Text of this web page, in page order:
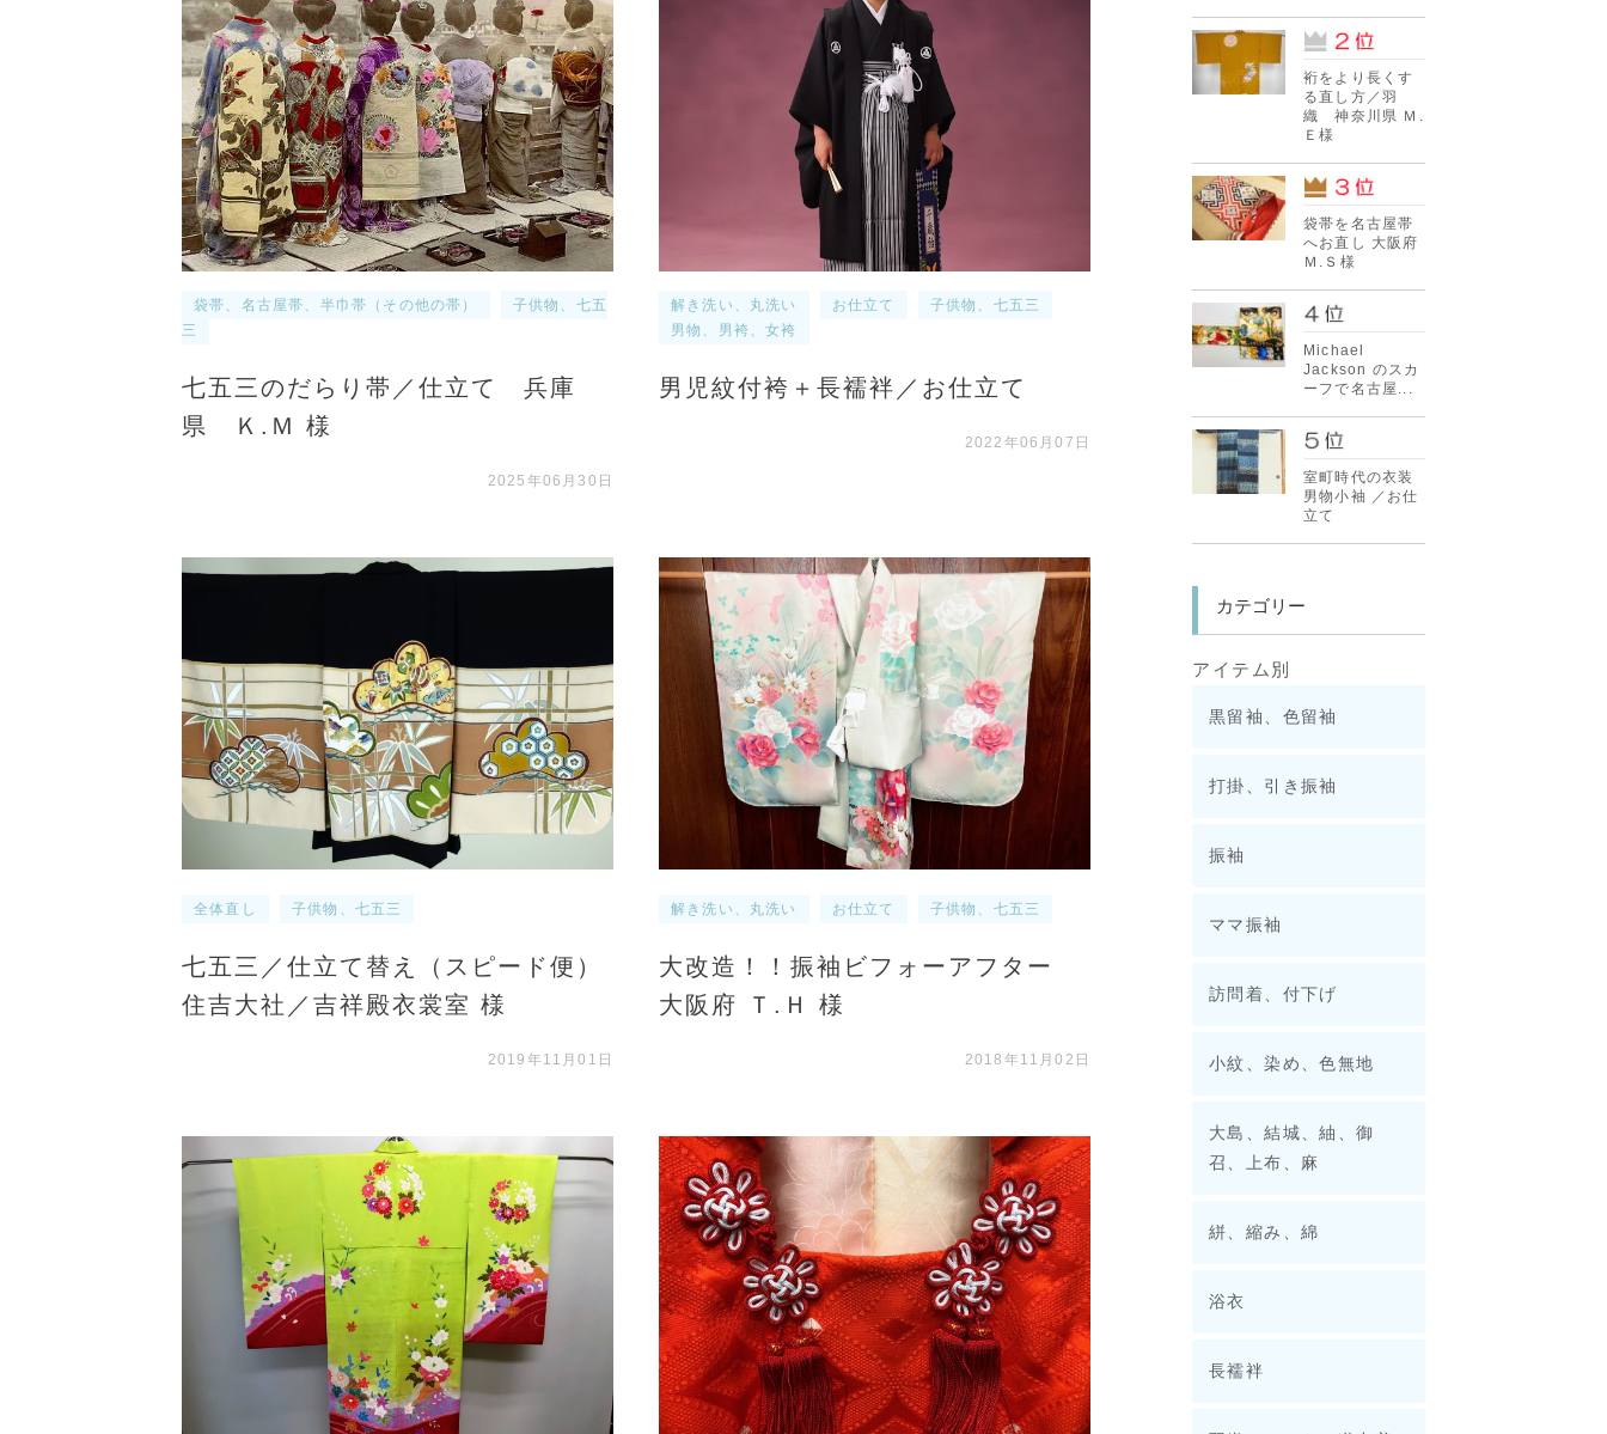
袋帯、名古屋帯、半巾帯（その他の帯）
子供物、七五
三
七五三のだらり帯／仕立て 兵庫
県 Ｋ.Ｍ 様
2025年06月30日
解き洗い、丸洗い お仕立て
子供物、七五三
男物、男袴、女袴
男児紋付袴＋長襦袢／お仕立て
2022年06月07日
全体直し 子供物、七五三
七五三／仕立て替え（スピード便）
住吉大社／吉祥殿衣裳室 様
2019年11月01日
解き洗い、丸洗い お仕立て 子供物、七五三
大改造！！振袖ビフォーアフター
大阪府 Ｔ.Ｈ 様
2018年11月02日
裄をより長くす
る直し方／羽
織 神奈川県 Ｍ.
Ｅ様
袋帯を名古屋帯
へお直し 大阪府
Ｍ.Ｓ様
Michael
Jackson のスカ
ーフで名古屋...
室町時代の衣装
男物小袖 ／お仕
立て
カテゴリー
アイテム別
黒留袖、色留袖
打掛、引き振袖
振袖
ママ振袖
訪問着、付下げ
小紋、染め、色無地
大島、結城、紬、御
召、上布、麻
絣、縮み、綿
浴衣
長襦袢